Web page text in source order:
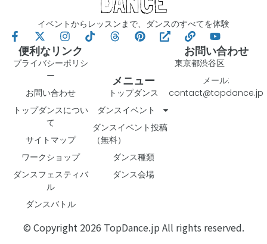
イベントからレッスンまで、ダンスのすべてを体験
便利なリンク
プライバシーポリシ
ー
お問い合わせ
トップダンスについ
て
サイトマップ
ワークショップ
ダンスフェスティバ
ル
ダンスバトル
メニュー
トップダンス
ダンスイベント
ダンスイベント投稿
（無料）
ダンス種類
ダンス会場
お問い合わせ
東京都渋谷区
メール:
contact@topdance.jp
© Copyright 2026 TopDance.jp All rights reserved.